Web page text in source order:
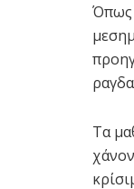
Όπως
Τα